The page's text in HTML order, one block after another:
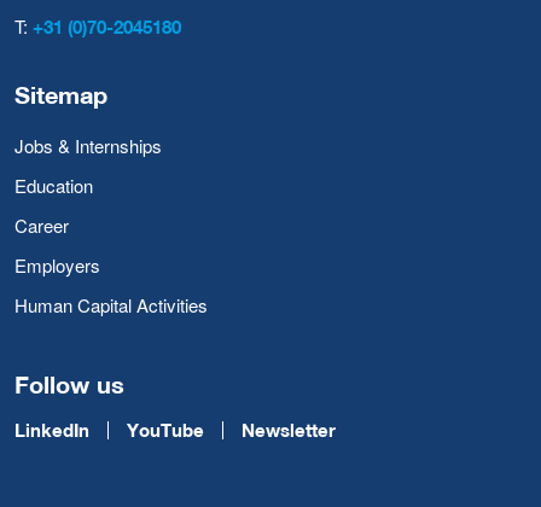
T: +31 (0)70-2045180
Sitemap
Jobs & Internships
Education
Career
Employers
Human Capital Activities
Follow us
LinkedIn YouTube Newsletter